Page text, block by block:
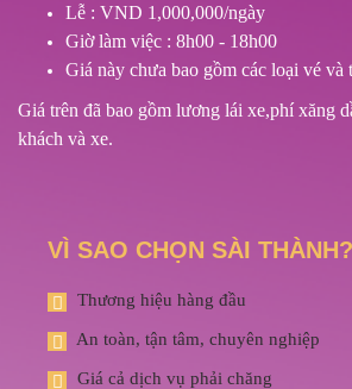
Lễ : VND 1,000,000/ngày
Giờ làm việc : 8h00 - 18h00
Giá này chưa bao gồm các loại vé và
Giá trên đã bao gồm lương lái xe,phí xăng
khách và xe.
VÌ SAO CHỌN SÀI THÀNH?
Thương hiệu hàng đầu
An toàn, tận tâm, chuyên nghiệp
Giá cả dịch vụ phải chăng